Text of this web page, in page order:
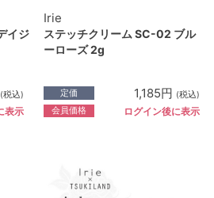
イジ
(税込)
表示
Irie
ステッチクリーム SC-02 ブル
ーローズ 2g
定価 1,185円 (税込)
会員価格 ログイン後に表示